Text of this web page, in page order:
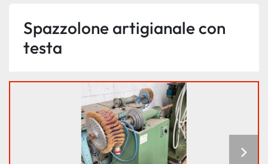
Spazzolone artigianale con
testa